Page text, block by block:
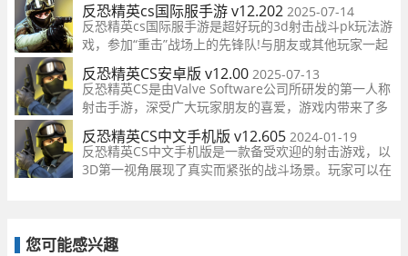
反恐精英cs国际服手游 v12.202 2025-07-14
反恐精英cs国际服手游是超好玩的3d射击战斗pk玩法游
戏，参加“重击”战场上的先锋队!与朋友或其他玩家一起
玩，您将爱上移动设备上的拍摄体验！免费玩！两种模
式随你选择，游戏还收录了全球的世界名枪，感受真实
又刺激的掌上射击快感！各种各样的fps射击武器
反恐精英CS安卓版 v12.00 2025-07-13
反恐精英CS是由Valve Software公司所研发的第一人称
射击手游，深受广大玩家朋友的喜爱，游戏内带来了多
类型竞技玩法模式，使用各种武器在广阔的战场上与歹
徒进行一场超热血的激情对战，游戏场景非常的真实，
在这个虚拟的战斗环境之下能够感受到真实的紧张刺激
感！
反恐精英CS中文手机版 v12.605 2024-01-19
反恐精英CS中文手机版是一款备受欢迎的射击游戏，以
3D第一视角展现了真实而紧张的战斗场景。玩家可以在
您可能感兴趣